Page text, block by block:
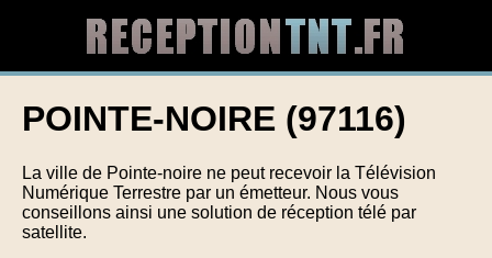
POINTE-NOIRE (97116)
La ville de Pointe-noire ne peut recevoir la Télévision
Numérique Terrestre par un émetteur. Nous vous
conseillons ainsi une solution de réception télé par
satellite.